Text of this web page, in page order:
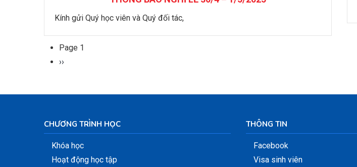
Kính gửi Quý học viên và Quý đối tác,
Pagination
Page 1
Next
››
CHƯƠNG TRÌNH HỌC
Khóa học
Hoạt động học tập
THÔNG TIN
Facebook
Visa sinh viên